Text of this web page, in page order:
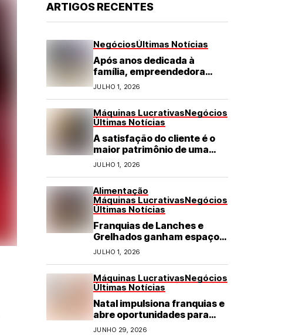
ARTIGOS RECENTES
NegóciosÚltimas Notícias
Após anos dedicada à
família, empreendedora
transforma franquia de
turismo em negócio de
JULHO 1, 2026
Máquinas LucrativasNegócios
Últimas Notícias
A satisfação do cliente é o
maior patrimônio de uma
franquia
JULHO 1, 2026
Alimentação
Máquinas LucrativasNegócios
Últimas Notícias
Franquias de Lanches e
Grelhados ganham espaço
com demanda por refeições
rápidas e de qualidade
JULHO 1, 2026
Máquinas LucrativasNegócios
Últimas Notícias
Natal impulsiona franquias e
abre oportunidades para
diversos segmentos do
JUNHO 29, 2026